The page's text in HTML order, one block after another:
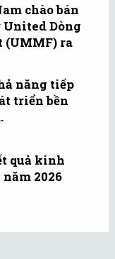
chào bán
United Dòng
(UMMF) ra
năng tiếp
triển bền
quả kinh
2026